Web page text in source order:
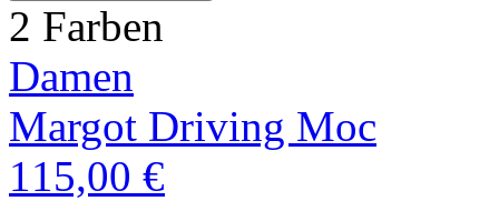
2 Farben
Damen
Margot Driving Moc
115,00 €